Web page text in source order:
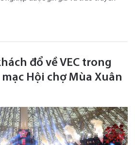
đổ về VEC trong
Hội chợ Mùa Xuân